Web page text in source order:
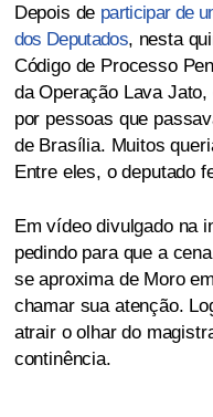
Depois de participar de
dos Deputados, nesta
Código de Processo
da Operação Lava
por pessoas que
de Brasília. Muitos
Entre eles, o deputado
Em vídeo divulgado na
pedindo para que a
se aproxima de Moro
chamar sua atenção.
atrair o olhar do
continência.